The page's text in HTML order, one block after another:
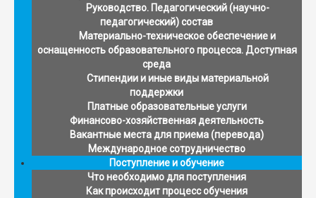
Руководство. Педагогический (научно-
педагогический) состав
Материально-техническое обеспечение и
оснащенность образовательного процесса. Доступная
среда
Стипендии и иные виды материальной
поддержки
Платные образовательные услуги
Финансово-хозяйственная деятельность
Вакантные места для приема (перевода)
Международное сотрудничество
Поступление и обучение
Что необходимо для поступления
Как происходит процесс обучения